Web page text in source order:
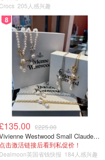
205人感兴趣
8
£225.00
Vivienne Westwood Small Claude 珍珠项链
点击激活链接后看到私促价！
Dealmoon英国省钱快报 184人感兴趣